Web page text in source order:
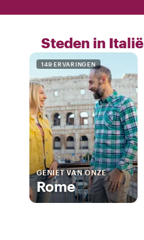
Steden in Italië
149 ERVARINGEN
GENIET VAN ONZE
Rome